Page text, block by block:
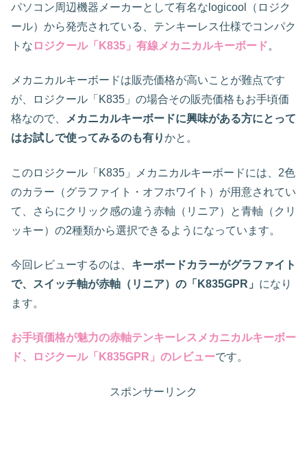
パソコン周辺機器メーカーとして有名なlogicool（ロジク
ール）から発売されている、テンキーレス仕様でコンパク
トな ロジクール「K835」有線メカニカルキーボード。
メカニカルキーボードは販売価格が高いことが難点です
が、ロジクール「K835」の場合その販売価格もお手頃価
格なので、
メカニカルキーボードに興味がある方にとって
はお試しで使ってみるのも有りかと。
このロジクール「K835」メカニカルキーボードには、2色
のカラー（グラファイト・オフホワイト）が用意されてい
て、さらにクリック感の違う赤軸（リニア）と青軸（クリ
ッキー）の2種類から選択できるようになっています。
今回レビューするのは、 キーボードカラーがグラファイト
で、スイッチ軸が赤軸（リニア）の「K835GPR」 になり
ます。
お手頃価格が魅力の赤軸テンキーレスメカニカルキーボー
ド、ロジクール「K835GPR」のレビューです。
スポンサーリンク